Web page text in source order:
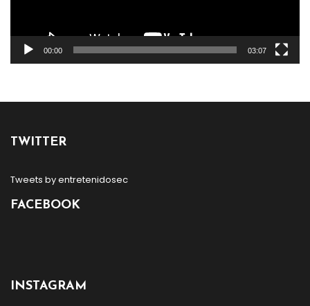
00:00 03:07
TWITTER
Tweets by entretenidosec
FACEBOOK
INSTAGRAM